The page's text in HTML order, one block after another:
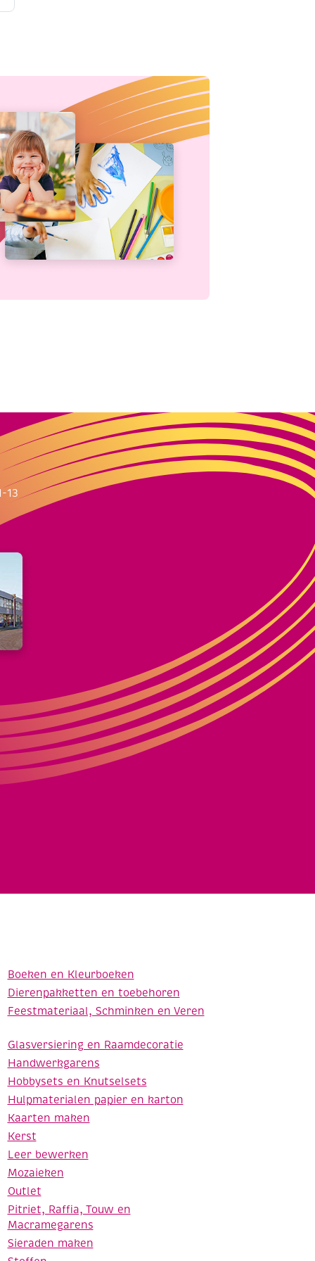
13
Boeken en Kleurboeken
Dierenpakketten en toebehoren
Feestmateriaal, Schminken en Veren
Glasversiering en Raamdecoratie
Handwerkgarens
Hobbysets en Knutselsets
Hulpmaterialen papier en karton
Kaarten maken
Kerst
Leer bewerken
Mozaieken
Outlet
Pitriet, Raffia, Touw en
Macramegarens
Sieraden maken